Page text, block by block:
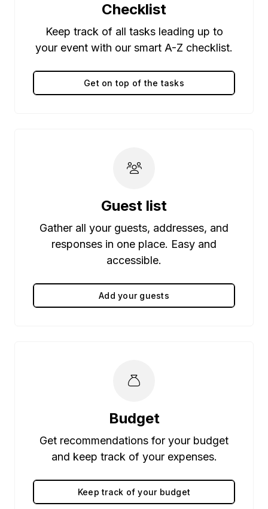
Checklist
Keep track of all tasks leading up to
your event with our smart A-Z checklist.
Get on top of the tasks
Guest list
Gather all your guests, addresses, and
responses in one place. Easy and
accessible.
Add your guests
Budget
Get recommendations for your budget
and keep track of your expenses.
Keep track of your budget